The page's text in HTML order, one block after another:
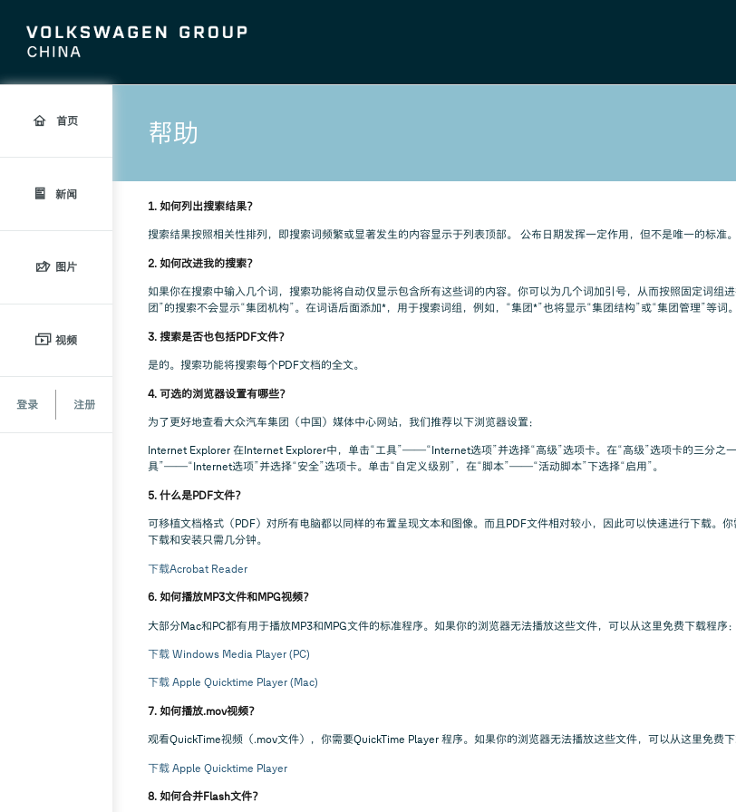
首页
新闻
图片
视频
登录 注册
帮助
1. 如何列出搜索结果？
搜索结果按照相关性排列，即搜索词频繁或显著发生的内容显示于列表顶部。 公布日期发挥一定作用，但不是唯一的标准。
2. 如何改进我的搜索？
如果你在搜索中输入几个词，搜索功能将自动仅显示包含所有这些词的内容。你可以为几个词加引号，从而按照固定词组
团”的搜索不会显示“集团机构”。在词语后面添加*，用于搜索词组，例如，“集团*”也将显示“集团结构”或“集团管理”等词。
3. 搜索是否也包括PDF文件？
是的。搜索功能将搜索每个PDF文档的全文。
4. 可选的浏览器设置有哪些？
为了更好地查看大众汽车集团（中国）媒体中心网站，我们推荐以下浏览器设置：
Internet Explorer 在Internet Explorer中，单击“工具”——“Internet选项”并选择“高级”选项卡。在“高级”选项卡的三分之
具”——“Internet选项”并选择“安全”选项卡。单击“自定义级别”，在“脚本”——“活动脚本”下选择“启用”。
5. 什么是PDF文件？
可移植文档格式（PDF）对所有电脑都以同样的布置呈现文本和图像。而且PDF文件相对较小，因此可以快速进行下载。
下载和安装只需几分钟。
下载Acrobat Reader
6. 如何播放MP3文件和MPG视频？
大部分Mac和PC都有用于播放MP3和MPG文件的标准程序。如果你的浏览器无法播放这些文件，可以从这里免费下载程序：
下载 Windows Media Player (PC)
下载 Apple Quicktime Player (Mac)
7. 如何播放.mov视频？
观看QuickTime视频（.mov文件），你需要QuickTime Player 程序。如果你的浏览器无法播放这些文件，可以从这里免费下
下载 Apple Quicktime Player
8. 如何合并Flash文件？